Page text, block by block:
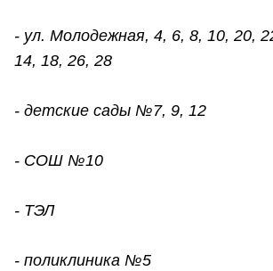
- ул. Молодежная, 4, 6, 8, 10, 20,
14, 18, 26, 28
- детские сады №7, 9, 12
- СОШ №10
- ТЭЛ
- поликлиника №5